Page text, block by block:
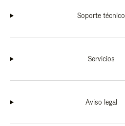
Soporte técnico
Servicios
Aviso legal